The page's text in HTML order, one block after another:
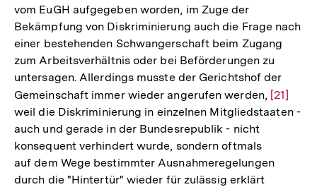
vom EuGH aufgegeben worden, im Zuge der
Bekämpfung von Diskriminierung auch die Frage nach
einer bestehenden Schwangerschaft beim Zugang
zum Arbeitsverhältnis oder bei Beförderungen zu
untersagen. Allerdings musste der Gerichtshof der
Gemeinschaft immer wieder angerufen werden, Zur
[21]
weil die Diskriminierung in einzelnen Mitgliedstaaten -
auch und gerade in der Bundesrepublik - nicht
konsequent verhindert wurde, sondern oftmals
auf dem Wege bestimmter Ausnahmeregelungen
durch die "Hintertür" wieder für zulässig erklärt